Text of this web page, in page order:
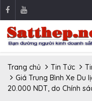
Trang chủ Tin Tức
Giá Trung Bình Xe Du
20.000 NDT, do Chính